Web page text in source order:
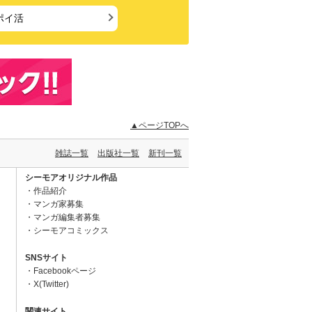
イ活
▲ページTOPへ
雑誌一覧 出版社一覧 新刊一覧
シーモアオリジナル作品
作品紹介
マンガ家募集
マンガ編集者募集
シーモアコミックス
SNSサイト
Facebookページ
X(Twitter)